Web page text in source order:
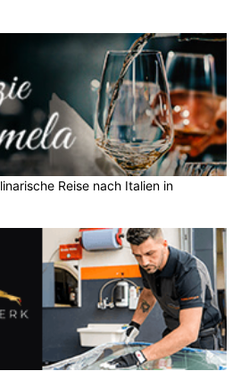
Reise nach Italien in